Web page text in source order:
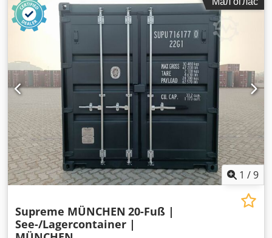
1 /9
Supreme MÜNCHEN 20-Fuß |
See-/Lagercontainer |